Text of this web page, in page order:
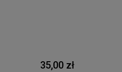
35,00 zł